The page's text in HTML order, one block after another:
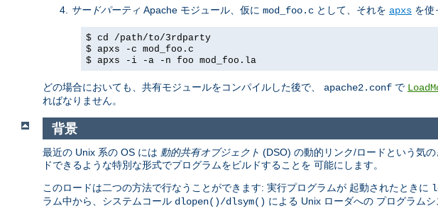
サードパーティ Apache モジュール、仮に mod_foo.c として、それを apxs を使
$ cd /path/to/3rdparty
$ apxs -c mod_foo.c
$ apxs -i -a -n foo mod_foo.la
どの場合においても、共有モジュールをコンパイルした後で、 apache2.conf で
ればなりません。
背景
最近の Unix 系の OS には 動的共有オブジェクト (DSO) の動的リンク/ロードという気
ドできるような特別な形式でプログラムをビルドすることを 可能にします。
このロードは二つの方法で行なうことができます: 実行プログラムが 起動されたときに
ラム中から、システムコール dlopen()/dlsym() による Unix ローダへの プログラム